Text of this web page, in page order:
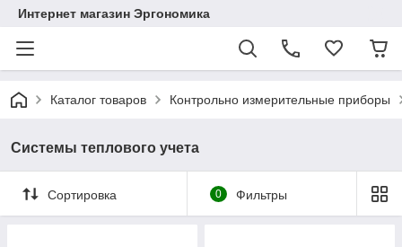
Интернет магазин Эргономика
Каталог товаров Контрольно измерительные приборы
Системы теплового учета
Сортировка 0 Фильтры